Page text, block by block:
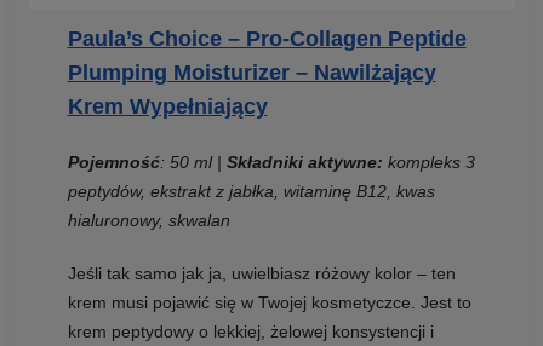
Paula’s Choice – Pro-Collagen Peptide
Plumping Moisturizer – Nawilżający
Krem ​​Wypełniający
Pojemność: 50 ml | Składniki aktywne: kompleks 3
peptydów, ekstrakt z jabłka, witaminę B12, kwas
hialuronowy, skwalan
Jeśli tak samo jak ja, uwielbiasz różowy kolor – ten
krem musi pojawić się w Twojej kosmetyczce. Jest to
krem peptydowy o lekkiej, żelowej konsystencji i